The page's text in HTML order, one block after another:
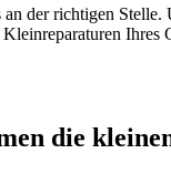
der richtigen Stelle.
Ihres
die